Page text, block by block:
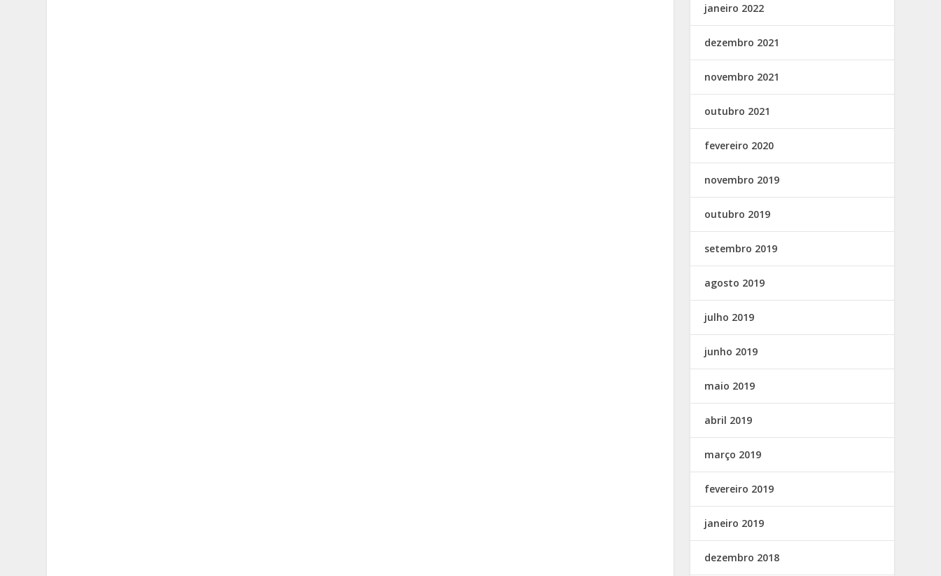
janeiro 2022
dezembro 2021
novembro 2021
outubro 2021
fevereiro 2020
novembro 2019
outubro 2019
setembro 2019
agosto 2019
julho 2019
junho 2019
maio 2019
abril 2019
março 2019
fevereiro 2019
janeiro 2019
dezembro 2018